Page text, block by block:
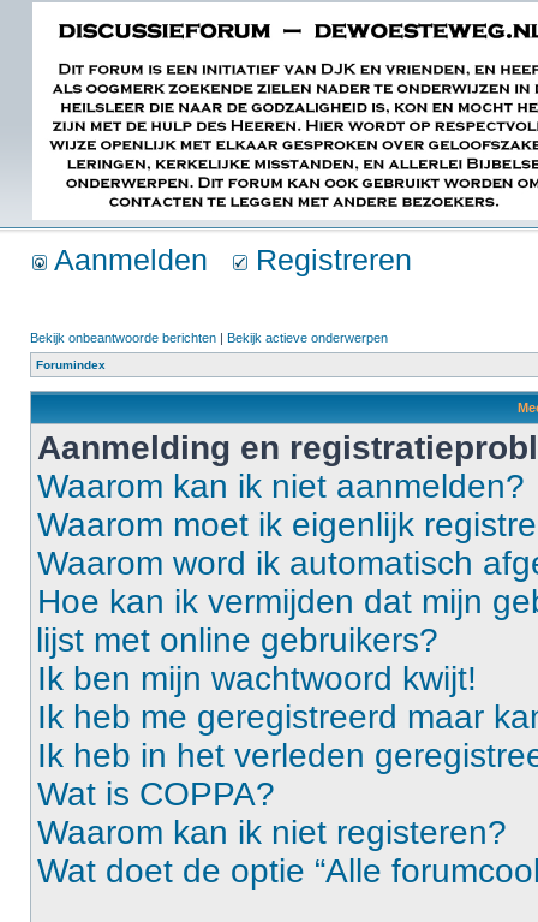
Aanmelden Registreren
Bekijk onbeantwoorde berichten | Bekijk actieve onderwerpen
Forumindex
Aanmelding en
Waarom kan ik niet aanmelden?
Waarom moet ik eigenlijk
Waarom word ik automatisch
Hoe kan ik vermijden dat mijn
lijst met online gebruikers?
Ik ben mijn wachtwoord kwijt!
Ik heb me geregistreerd maar
Ik heb in het verleden
Wat is COPPA?
Waarom kan ik niet registeren?
Wat doet de optie “Alle